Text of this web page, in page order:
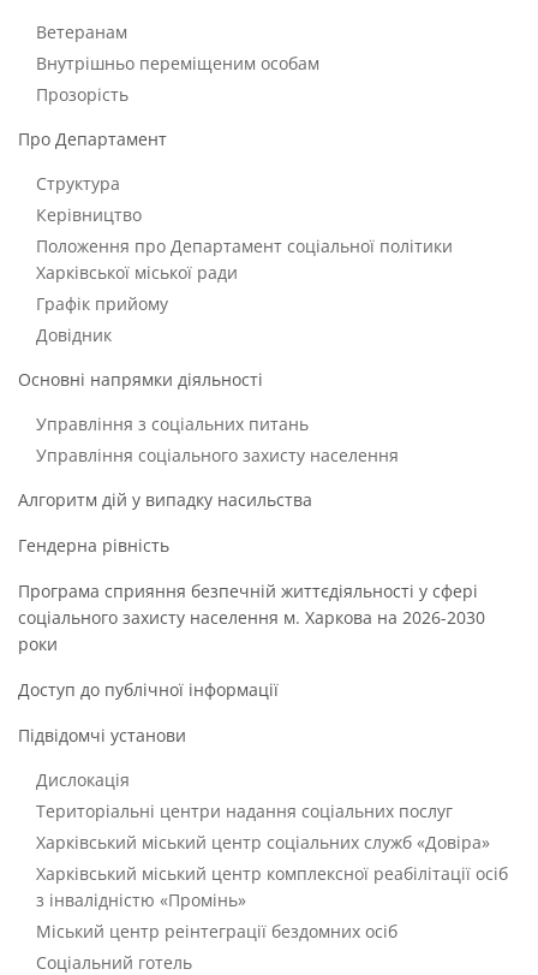
Ветеранам
Внутрішньо переміщеним особам
Прозорість
Про Департамент
Структура
Керівництво
Положення про Департамент соціальної політики
Харківської міської ради
Графік прийому
Довідник
Основні напрямки діяльності
Управління з соціальних питань
Управління соціального захисту населення
Алгоритм дій у випадку насильства
Гендерна рівність
Програма сприяння безпечній життєдіяльності у сфері
соціального захисту населення м. Харкова на 2026-2030
роки
Доступ до публічної інформації
Підвідомчі установи
Дислокація
Територіальні центри надання соціальних послуг
Харківський міський центр соціальних служб «Довіра»
Харківський міський центр комплексної реабілітації осіб
з інвалідністю «Промінь»
Міський центр реінтеграції бездомних осіб
Соціальний готель